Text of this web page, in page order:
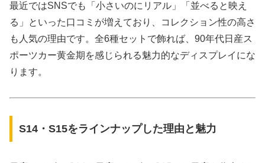
最近ではSNSでも「小さいのにリアル」「並べると映え
る」といった口コミが増えており、コレクション性の高さ
も人気の理由です。全6種セットで飾れば、90年代日産ス
ポーツカー黄金期を感じられる魅力的なディスプレイにな
ります。
S14・S15をラインナップした理由と魅力